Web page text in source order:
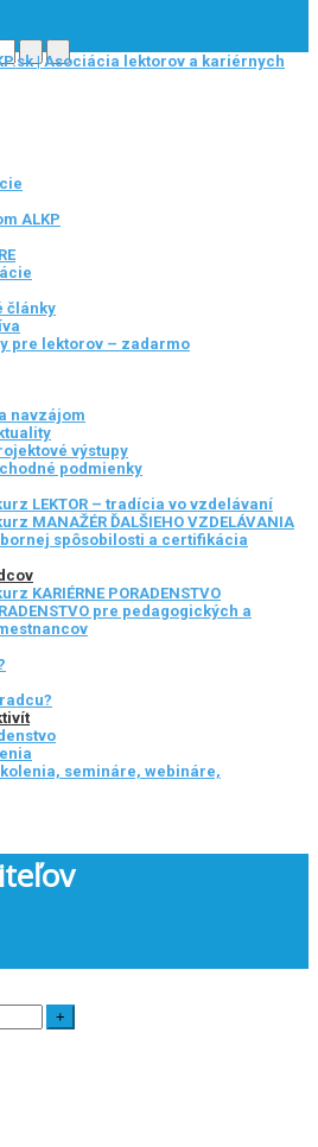
ALKP
články
pre lektorov – zadarmo
navzájom
výstupy
podmienky
LEKTOR – tradícia vo vzdelávaní
MANAŽÉR ĎALŠIEHO VZDELÁVANIA
spôsobilosti a certifikácia
KARIÉRNE PORADENSTVO
pre pedagogických a
semináre, webináre,
+